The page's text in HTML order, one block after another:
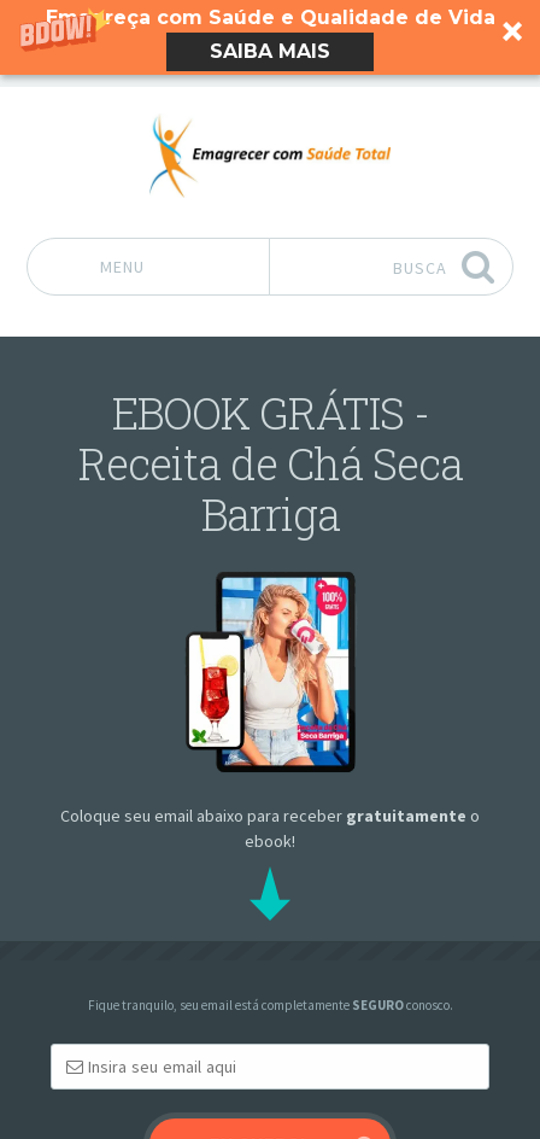
Emagreça com Saúde e Qualidade de Vida
SAIBA MAIS
MENU BUSCA
EBOOK GRÁTIS -
Receita de Chá Seca
Barriga
Coloque seu email abaixo para receber gratuitamente o
ebook!
Fique tranquilo, seu email está completamente SEGUROconosco.